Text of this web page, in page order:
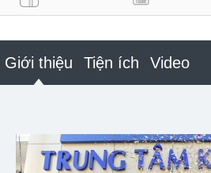
Giới thiệu Tiện ích Video